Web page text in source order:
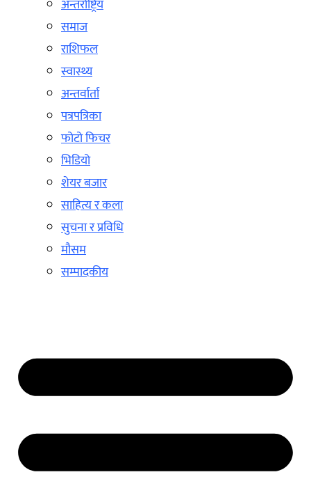
अन्तर्राष्ट्रिय
समाज
राशिफल
स्वास्थ्य
अन्तर्वार्ता
पत्रपत्रिका
फोटो फिचर
भिडियो
शेयर बजार
साहित्य र कला
सुचना र प्रविधि
मौसम
सम्पादकीय